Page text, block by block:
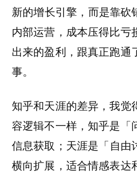
新的增长引擎，而是靠砍
内部运营，成本压得比亏
出来的盈利，跟真正跑通
事。
知乎和天涯的差异，我觉
容逻辑不一样，知乎是「
信息获取；天涯是「自由
横向扩展，适合情感表达